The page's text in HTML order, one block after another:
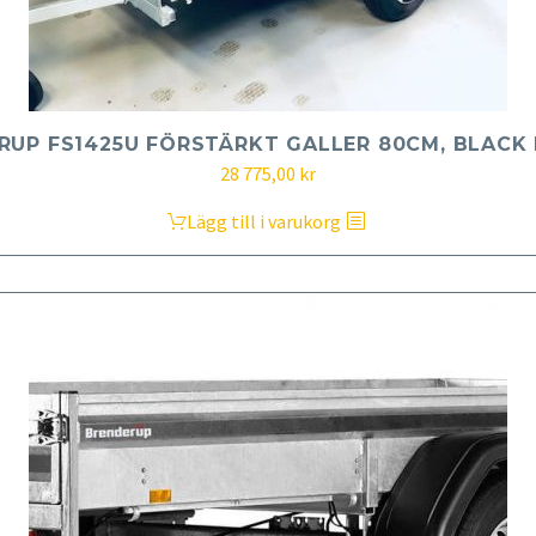
FS1425U FÖRSTÄRKT GALLER 80CM,
28 775,00 kr
Lägg till i varukorg